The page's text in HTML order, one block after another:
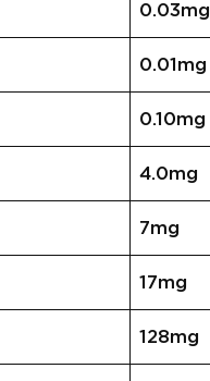
0.03mg
0.01mg
0.10mg
4.0mg
7mg
17mg
128mg